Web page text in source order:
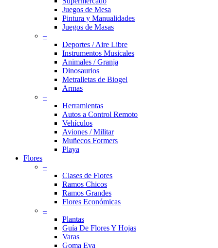
Juegos de Mesa
Pintura y Manualidades
Juegos de Masas
–
Deportes / Aire Libre
Instrumentos Musicales
Animales / Granja
Dinosaurios
Metralletas de Biogel
Armas
–
Herramientas
Autos a Control Remoto
Vehículos
Aviones / Militar
Muñecos Formers
Playa
Flores
–
Clases de Flores
Ramos Chicos
Ramos Grandes
Flores Económicas
–
Plantas
Guía De Flores Y Hojas
Varas
Goma Eva